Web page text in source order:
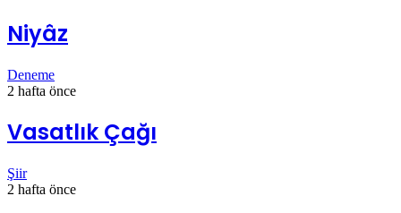
Niyâz
Deneme
2 hafta önce
Vasatlık Çağı
Şiir
2 hafta önce